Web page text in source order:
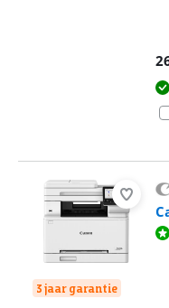
3 jaar garantie
Beoordeling is 9,0 van de